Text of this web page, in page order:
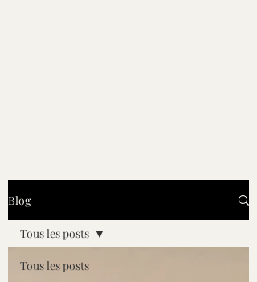
Blog
Tous les posts
Tous les posts